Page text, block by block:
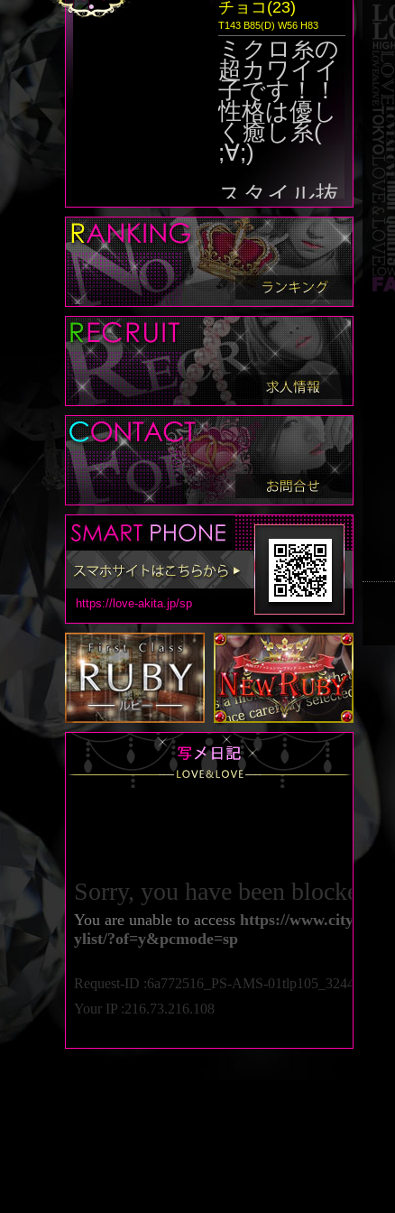
チョコ(23)
T143 B85(D) W56 H83
ミクロ系の
超カワイイ
子です！！
性格は優し
く癒し系(
;∀;)
スタイル抜
群なド淫乱
です(´･ω･
｀)超人気姫
です(^O^)
／
https://love-akita.jp/sp